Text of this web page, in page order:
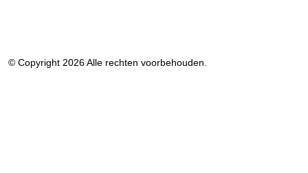
© Copyright 2026 Alle rechten voorbehouden.